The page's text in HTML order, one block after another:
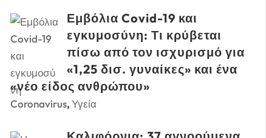
Εμβόλια Covid-19 και
εγκυμοσύνη: Τι κρύβεται
πίσω από τον ισχυρισμό για
«1,25 δισ. γυναίκες» και ένα
«νέο είδος ανθρώπου»
Coronavirus,Υγεία